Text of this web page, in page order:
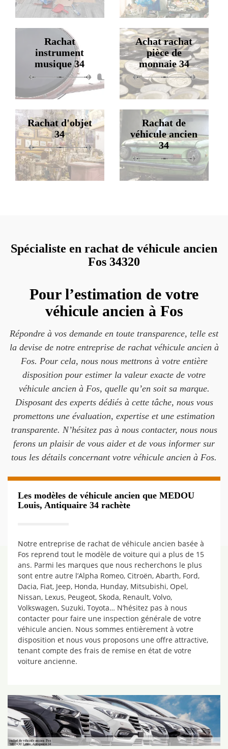
Rachat
instrument
musique 34
Achat rachat
pièce de
monnaie 34
Rachat d'objet
34
Rachat de
véhicule ancien
34
Spécialiste en rachat de véhicule ancien
Fos 34320
Pour l’estimation de votre
véhicule ancien à Fos
Répondre à vos demande en toute transparence, telle est
la devise de notre entreprise de rachat véhicule ancien à
Fos. Pour cela, nous nous mettrons à votre entière
disposition pour estimer la valeur exacte de votre
véhicule ancien à Fos, quelle qu’en soit sa marque.
Disposant des experts dédiés à cette tâche, nous vous
promettons une évaluation, expertise et une estimation
transparente. N’hésitez pas à nous contacter, nous nous
ferons un plaisir de vous aider et de vous informer sur
tous les détails concernant votre véhicule ancien à Fos.
Les modèles de véhicule ancien que MEDOU
Louis, Antiquaire 34 rachète
Notre entreprise de rachat de véhicule ancien basée à
Fos reprend tout le modèle de voiture qui a plus de 15
ans. Parmi les marques que nous recherchons le plus
sont entre autre l’Alpha Romeo, Citroën, Abarth, Ford,
Dacia, Fiat, Jeep, Honda, Hunday, Mitsubishi, Opel,
Nissan, Lexus, Peugeot, Skoda, Renault, Volvo,
Volkswagen, Suzuki, Toyota… N’hésitez pas à nous
contacter pour faire une inspection générale de votre
véhicule ancien. Nous sommes entièrement à votre
disposition et nous vous proposons une offre attractive,
tenant compte des frais de remise en état de votre
voiture ancienne.